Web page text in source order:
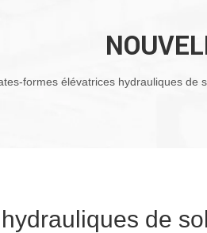
formes élévatrices hydrauliques de
de